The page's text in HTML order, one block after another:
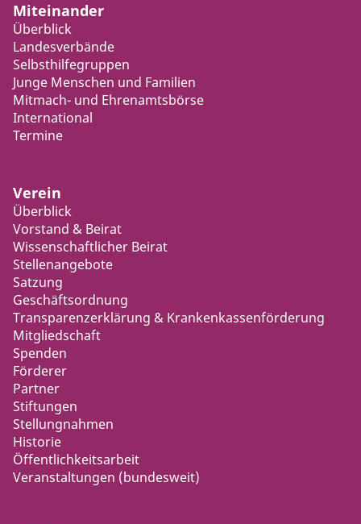
Miteinander
Überblick
Landesverbände
Selbsthilfegruppen
Junge Menschen und Familien
Mitmach- und Ehrenamtsbörse
International
Termine
Verein
Überblick
Vorstand & Beirat
Wissenschaftlicher Beirat
Stellenangebote
Satzung
Geschäftsordnung
Transparenzerklärung & Krankenkassenförderung
Mitgliedschaft
Spenden
Förderer
Partner
Stiftungen
Stellungnahmen
Historie
Öffentlichkeitsarbeit
Veranstaltungen (bundesweit)